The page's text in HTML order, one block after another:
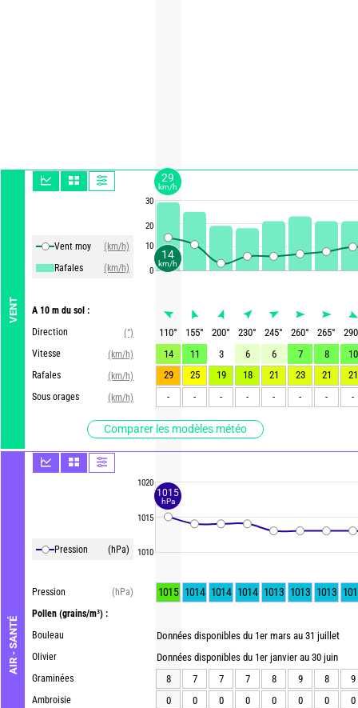
VENT
Vent moy
(km/h)
Rafales
(km/h)
A 10 m du sol :
Direction
(°)
Vitesse
(km/h)
Rafales
(km/h)
Sous orages
(km/h)
Comparer les modèles météo
AIR - SANTÉ
Pression (hPa)
Pression
(hPa)
Pollen (grains/m³) :
Bouleau
Olivier
Graminées
Ambroisie
30
20
10
0
1020
1015
1010
110° 155° 200° 230° 245° 260° 265°
290
14
11 3 6 6 7 8
10
29
25 19 18 21 23 21
21
-
- - - - - - -
1015 1014 1014 1014 1013 1013 1013
Données disponibles du 1er mars au 31 juillet
Données disponibles du 1er janvier au 30 juin
8
7 7 7 8 9 8
9
0
0 0 0 0 0 0 0
14
km/h
29
km/h
1015
hPa